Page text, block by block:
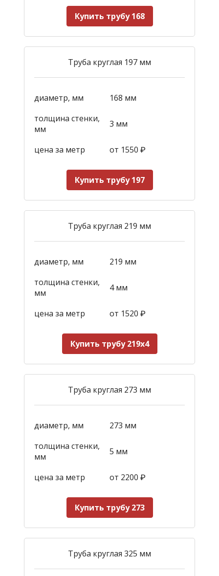
Купить трубу 168
Труба круглая 197 мм
диаметр, мм
168 мм
толщина стенки,
мм
3 мм
цена за метр от 1550 ₽
Купить трубу 197
Труба круглая 219 мм
диаметр, мм
219 мм
толщина стенки,
мм
4 мм
цена за метр от 1520 ₽
Купить трубу 219х4
Труба круглая 273 мм
диаметр, мм
273 мм
толщина стенки,
мм
5 мм
цена за метр от 2200 ₽
Купить трубу 273
Труба круглая 325 мм